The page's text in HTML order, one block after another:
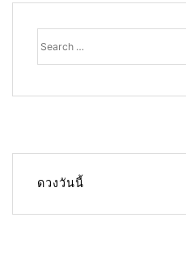
Search
for:
ดวงวันนี้